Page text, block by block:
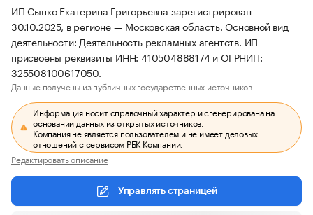
ИП Сыпко Екатерина Григорьевна зарегистрирован
30.10.2025, в регионе — Московская область. Основной вид
деятельности: Деятельность рекламных агентств. ИП
присвоены реквизиты ИНН: 410504888174 и ОГРНИП:
325508100617050.
Данные получены из публичных государственных источников.
Информация носит справочный характер и сгенерирована на
основании данных из открытых источников.
Компания не является пользователем и не имеет деловых
отношений с сервисом РБК Компании.
Редактировать описание
Управлять страницей